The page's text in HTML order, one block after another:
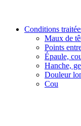
Conditions
Maux de
Points
Épaule,
Hanche,
Douleur
Cou